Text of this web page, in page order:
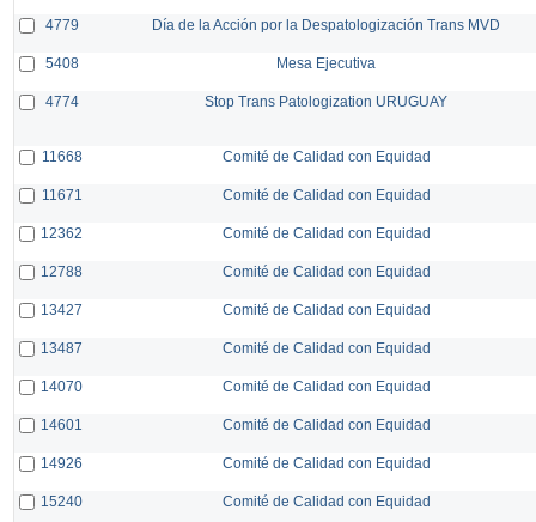
4779 Día de la Acción por la Despatologización Trans MVD
5408 Mesa Ejecutiva
4774 Stop Trans Patologization URUGUAY
11668 Comité de Calidad con Equidad
11671 Comité de Calidad con Equidad
12362 Comité de Calidad con Equidad
12788 Comité de Calidad con Equidad
13427 Comité de Calidad con Equidad
13487 Comité de Calidad con Equidad
14070 Comité de Calidad con Equidad
14601 Comité de Calidad con Equidad
14926 Comité de Calidad con Equidad
15240 Comité de Calidad con Equidad